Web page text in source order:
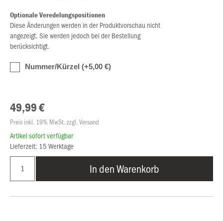
Optionale Veredelungspositionen
Diese Änderungen werden in der Produktvorschau nicht
angezeigt. Sie werden jedoch bei der Bestellung
berücksichtigt.
Nummer/Kürzel (+5,00 €)
49,99 €
Preis inkl. 19% MwSt. zzgl. Versand
Artikel sofort verfügbar
Lieferzeit: 15 Werktage
In den Warenkorb